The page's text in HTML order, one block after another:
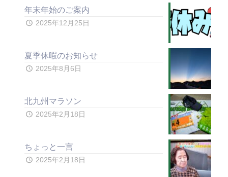
年末年始のご案内
2025年12月25日
夏季休暇のお知らせ
2025年8月6日
北九州マラソン
2025年2月18日
ちょっと一言
2025年2月18日